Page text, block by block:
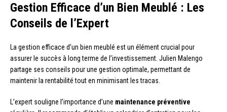
Gestion Efficace d’un Bien Meublé : Les
Conseils de l’Expert
La gestion efficace d’un bien meublé est un élément crucial pour
assurer le succès à long terme de l’investissement. Julien Malengo
partage ses conseils pour une gestion optimale, permettant de
maintenir la rentabilité tout en minimisant les tracas.
L’expert souligne l’importance d’une maintenance préventive